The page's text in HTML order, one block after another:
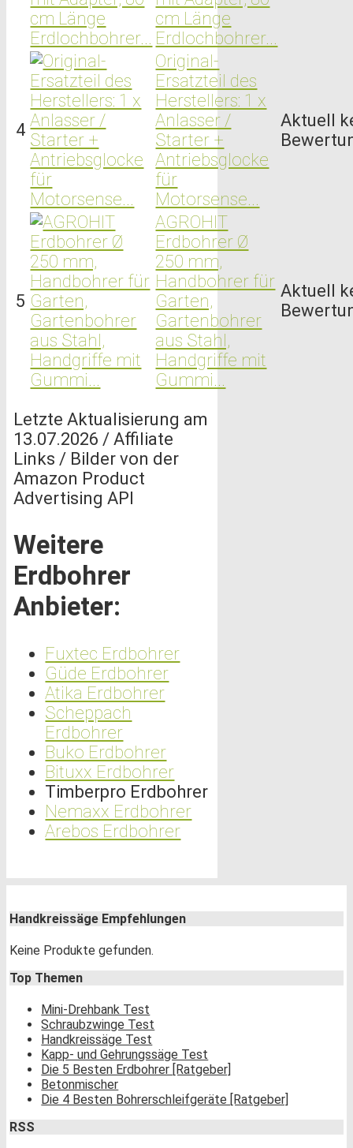
cm Länge
Erdlochbohrer...
4
Original-
Ersatzteil des
Herstellers: 1 x
Anlasser /
Starter +
Antriebsglocke
für
Motorsense...
Aktuell
5
AGROHIT
Erdbohrer Ø
250 mm,
Handbohrer für
Garten,
Gartenbohrer
aus Stahl,
Handgriffe mit
Gummi...
Aktuell
Letzte Aktualisierung am
13.07.2026 / Affiliate
Links / Bilder von der
Amazon Product
Advertising API
Weitere
Erdbohrer
Anbieter:
Fuxtec Erdbohrer
Güde Erdbohrer
Atika Erdbohrer
Scheppach
Erdbohrer
Buko Erdbohrer
Bituxx Erdbohrer
Timberpro Erdbohrer
Nemaxx Erdbohrer
Arebos Erdbohrer
Handkreissäge Empfehlungen
Keine Produkte gefunden.
Top Themen
Mini-Drehbank Test
Schraubzwinge Test
Handkreissäge Test
Kapp- und Gehrungssäge Test
Die 5 Besten Erdbohrer [Ratgeber]
Betonmischer
Die 4 Besten Bohrerschleifgeräte [Ratgeber]
RSS